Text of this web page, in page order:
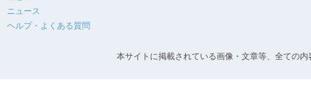
ニュース
ヘルプ・よくある質問
本サイトに掲載されている画像・文章等、全ての